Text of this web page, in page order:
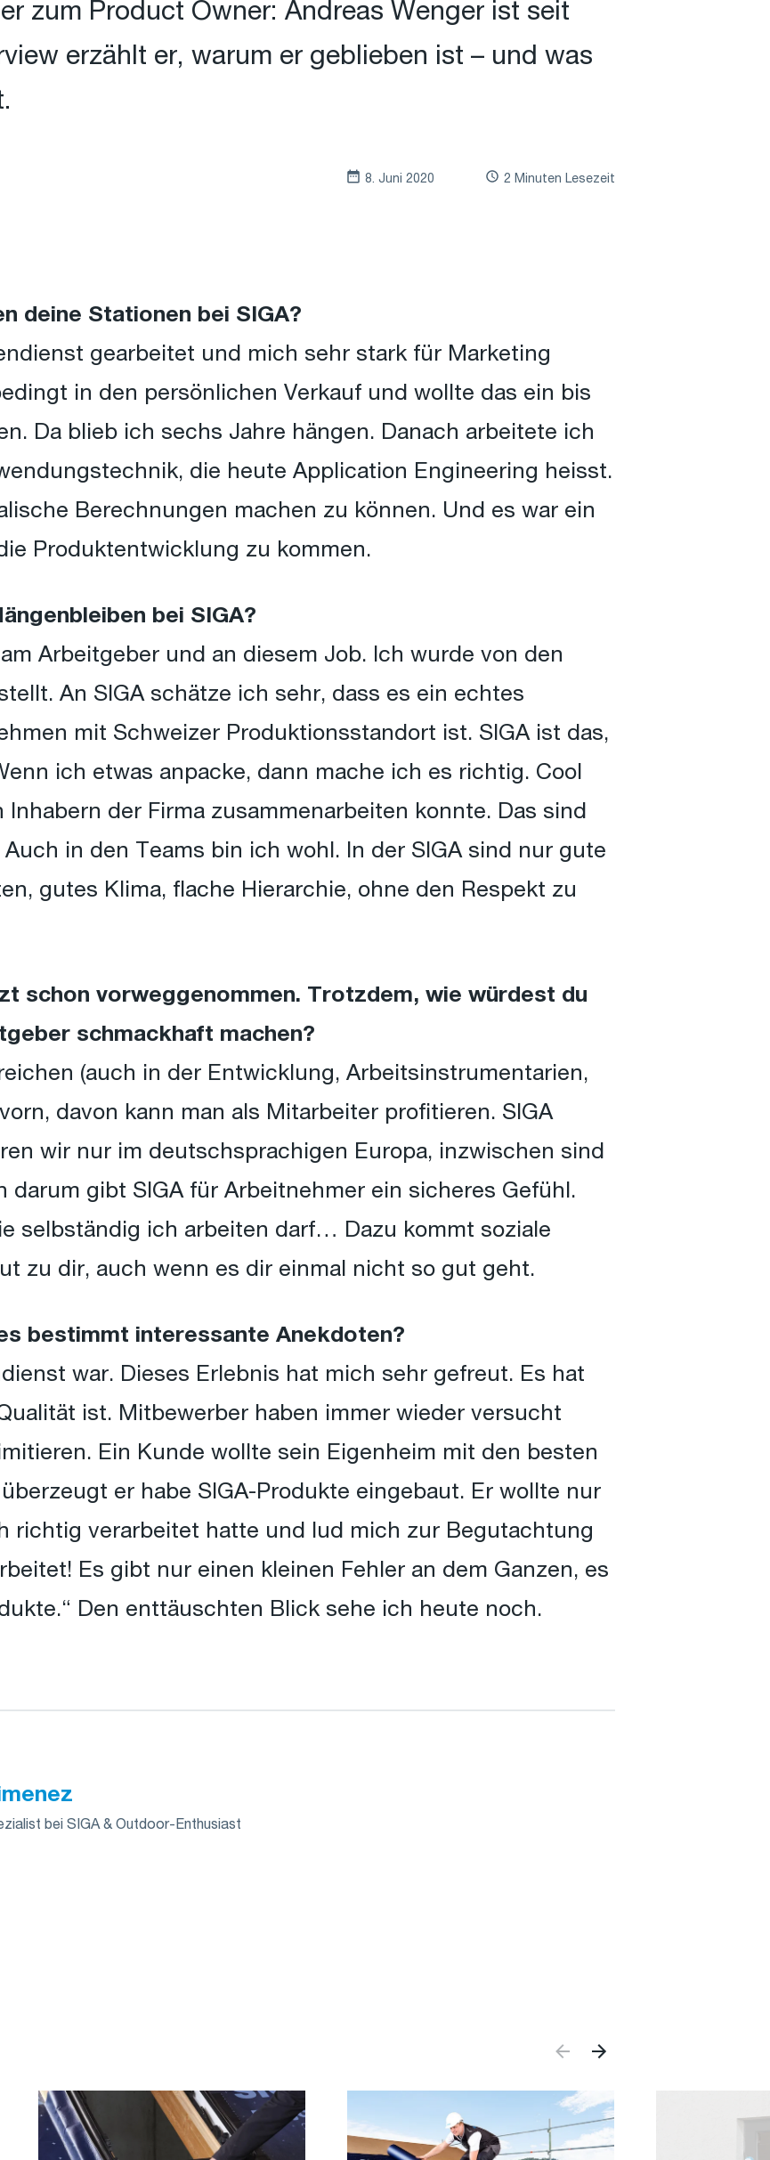
zum Product Owner: Andreas Wenger ist seit
erzählt er, warum er geblieben ist – und was
8. Juni 2020 2 Minuten Lesezeit
deine Stationen bei SIGA?
gearbeitet und mich sehr stark für Marketing
in den persönlichen Verkauf und wollte das ein bis
Da blieb ich sechs Jahre hängen. Danach arbeitete ich
die heute Application Engineering heisst.
Berechnungen machen zu können. Und es war ein
Produktentwicklung zu kommen.
bei SIGA?
Arbeitgeber und an diesem Job. Ich wurde von den
An SIGA schätze ich sehr, dass es ein echtes
mit Schweizer Produktionsstandort ist. SIGA ist das,
ich etwas anpacke, dann mache ich es richtig. Cool
der Firma zusammenarbeiten konnte. Das sind
in den Teams bin ich wohl. In der SIGA sind nur gute
gutes Klima, flache Hierarchie, ohne den Respekt zu
schon vorweggenommen. Trotzdem, wie würdest du
schmackhaft machen?
(auch in der Entwicklung, Arbeitsinstrumentarien,
davon kann man als Mitarbeiter profitieren. SIGA
wir nur im deutschsprachigen Europa, inzwischen sind
darum gibt SIGA für Arbeitnehmer ein sicheres Gefühl.
selbständig ich arbeiten darf… Dazu kommt soziale
zu dir, auch wenn es dir einmal nicht so gut geht.
bestimmt interessante Anekdoten?
war. Dieses Erlebnis hat mich sehr gefreut. Es hat
ist. Mitbewerber haben immer wieder versucht
Ein Kunde wollte sein Eigenheim mit den besten
er habe SIGA-Produkte eingebaut. Er wollte nur
richtig verarbeitet hatte und lud mich zur Begutachtung
Es gibt nur einen kleinen Fehler an dem Ganzen, es
Den enttäuschten Blick sehe ich heute noch.
bei SIGA & Outdoor-Enthusiast